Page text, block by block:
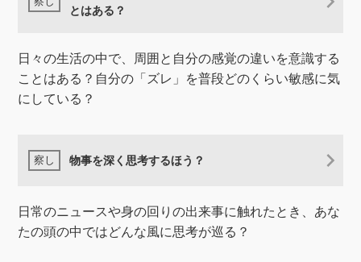
とはある？
日々の生活の中で、周囲と自分の感覚の違いを意識する
ことはある？自分の「ズレ」を普段どのくらい敏感に気
にしている？
物事を深く思考するほう？
日常のニュースや身の回りの出来事に触れたとき、あな
たの頭の中ではどんな風に思考が巡る？